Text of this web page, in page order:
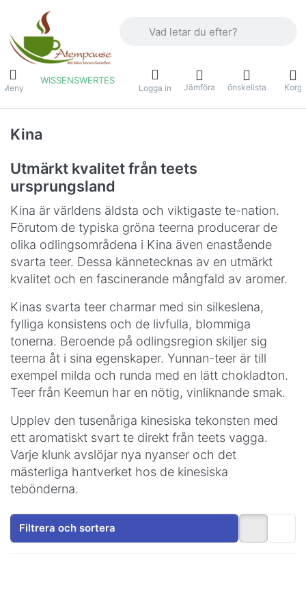
Meny
WISSENSWERTES
Logga in Jämföra önskelista Korg
Kina
Utmärkt kvalitet från teets
ursprungsland
Kina är världens äldsta och viktigaste te-nation.
Förutom de typiska gröna teerna producerar de
olika odlingsområdena i Kina även enastående
svarta teer. Dessa kännetecknas av en utmärkt
kvalitet och en fascinerande mångfald av aromer.
Kinas svarta teer charmar med sin silkeslena,
fylliga konsistens och de livfulla, blommiga
tonerna. Beroende på odlingsregion skiljer sig
teerna åt i sina egenskaper. Yunnan-teer är till
exempel milda och runda med en lätt chokladton.
Teer från Keemun har en nötig, vinliknande smak.
Upplev den tusenåriga kinesiska tekonsten med
ett aromatiskt svart te direkt från teets vagga.
Varje klunk avslöjar nya nyanser och det
mästerliga hantverket hos de kinesiska
tebönderna.
Filtrera och sortera